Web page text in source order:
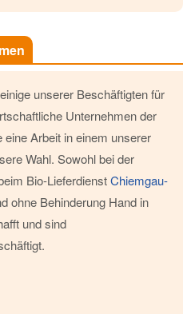
unserer Beschäftigten für
Unternehmen der
Arbeit in einem unserer
Wahl. Sowohl bei der
Bio-LieferdienstChiemgau-
ohne Behinderung Hand in
und sind